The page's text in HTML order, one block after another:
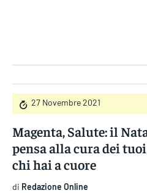
27 Novembre 2021
Magenta, Salute: il
pensa alla cura dei
chi hai a cuore
di Redazione Online